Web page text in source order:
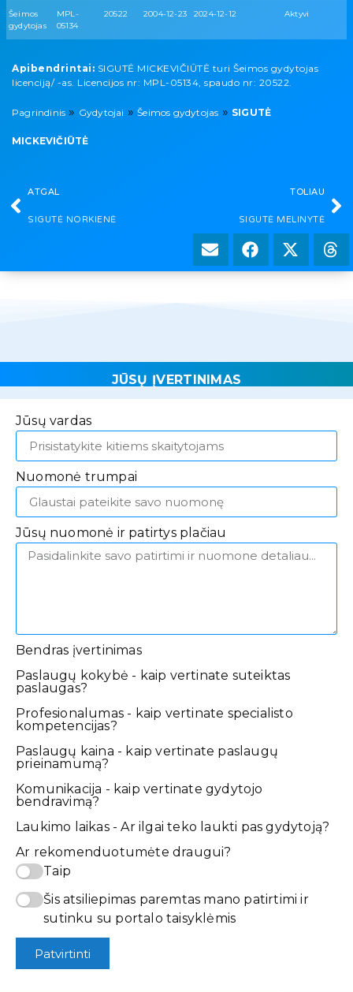
Šeimos
gydytojas
MPL-
05134
20522 2004-12-23 2024-12-12 Aktyvi
Apibendrintai: SIGUTĖ MICKEVIČIŪTĖ turi Šeimos gydytojas
licenciją/ -as. Licencijos nr: MPL-05134, spaudo nr: 20522.
Pagrindinis » Gydytojai »Šeimos gydytojas » SIGUTĖ
MICKEVIČIŪTĖ
ATGAL
SIGUTĖ NORKIENĖ
TOLIAU
SIGUTĖ MELINYTĖ
JŪSŲ ĮVERTINIMAS
Jūsų vardas
Nuomonė trumpai
Jūsų nuomonė ir patirtys plačiau
Bendras įvertinimas
Paslaugų kokybė - kaip vertinate suteiktas
paslaugas?
Profesionalumas - kaip vertinate specialisto
kompetencijas?
Paslaugų kaina - kaip vertinate paslaugų
prieinamumą?
Komunikacija - kaip vertinate gydytojo
bendravimą?
Laukimo laikas - Ar ilgai teko laukti pas gydytoją?
Ar rekomenduotumėte draugui?
Taip
Šis atsiliepimas paremtas mano patirtimi ir
sutinku su portalo taisyklėmis
Patvirtinti